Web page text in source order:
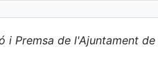
Premsa de l'Ajuntament de